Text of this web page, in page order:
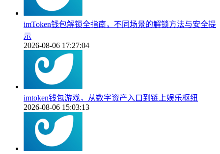
imToken钱包解锁全指南，不同场景的解锁方法与安全提
示
2026-08-06 17:27:04
imtoken钱包游戏，从数字资产入口到链上娱乐枢纽
2026-08-06 15:03:13